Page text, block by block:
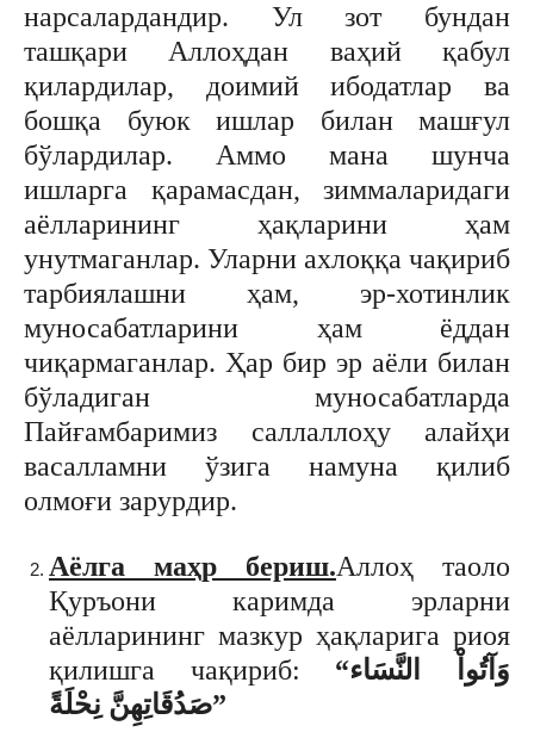
нарсалардандир. Ул зот бундан
ташқари Аллоҳдан ваҳий қабул
қилардилар, доимий ибодатлар ва
бошқа буюк ишлар билан машғул
бўлардилар. Аммо мана шунча
ишларга қарамасдан, зиммаларидаги
аёлларининг ҳақларини ҳам
унутмаганлар. Уларни ахлоққа чақириб
тарбиялашни ҳам, эр-хотинлик
муносабатларини ҳам ёддан
чиқармаганлар. Ҳар бир эр аёли билан
бўладиган муносабатларда
Пайғамбаримиз саллаллоҳу алайҳи
васалламни ўзига намуна қилиб
олмоғи зарурдир.
Аёлга маҳр бериш.Аллоҳ таоло
Қуръони каримда эрларни
аёлларининг мазкур ҳақларига риоя
қилишга чақириб: “وَآتُواْ النَّسَاء
صَدُقَاتِهِنَّ نِحْلَةً”